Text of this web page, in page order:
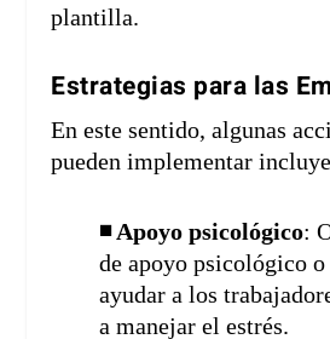
plantilla.
Estrategias para las
En este sentido, algunas
pueden implementar
◾ Apoyo psicológico:
de apoyo psicológico
ayudar a los
a manejar el estrés.